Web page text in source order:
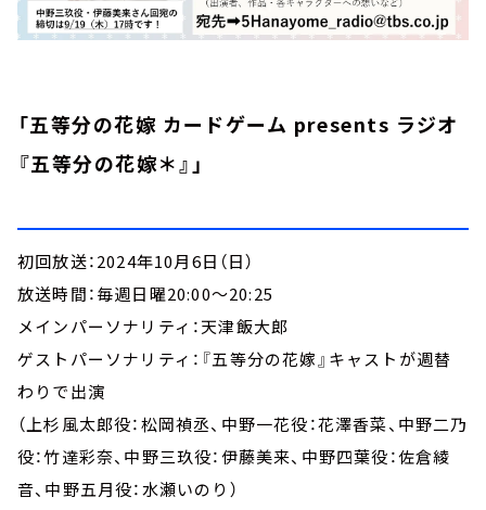
「五等分の花嫁 カードゲーム presents ラジオ
『五等分の花嫁＊』」
初回放送：2024年10月6日（日）
放送時間：毎週日曜20:00～20:25
メインパーソナリティ：天津飯大郎
ゲストパーソナリティ：『五等分の花嫁』キャストが週替
わりで出演
（上杉風太郎役：松岡禎丞、中野一花役：花澤香菜、中野二乃
役：竹達彩奈、中野三玖役：伊藤美来、中野四葉役：佐倉綾
音、中野五月役：水瀬いのり）